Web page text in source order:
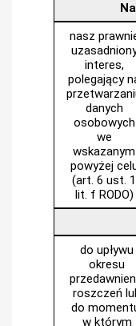
nasz
interes,
polegający
danych
osobowych
we
wskazanym
powyżej
(art. 6 ust. 1
lit. f RODO)
do upływu
okresu
roszczeń
do
w którym